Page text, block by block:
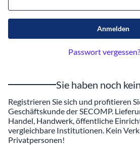
Anmelden
Passwort
Sie haben noch
Registrieren Sie sich und profitieren
Geschäftskunde der SECOMP.
Handel, Handwerk, öffentliche
vergleichbare Institutionen. Kein
Privatpersonen!